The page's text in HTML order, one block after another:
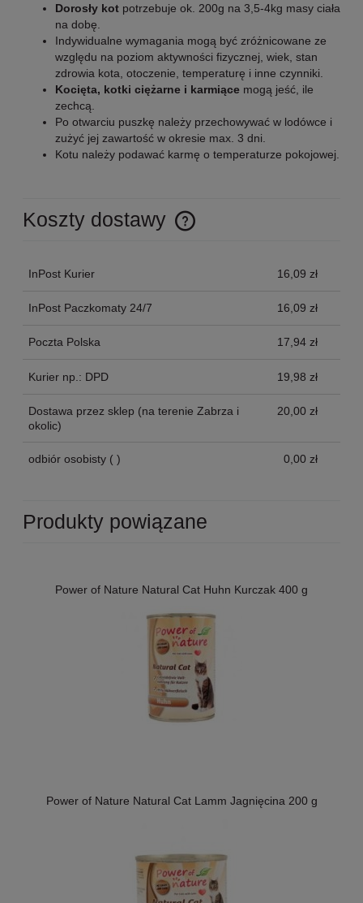
Dorosły kot potrzebuje ok. 200g na 3,5-4kg masy ciała
na dobę.
Indywidualne wymagania mogą być zróżnicowane ze
względu na poziom aktywności fizycznej, wiek, stan
zdrowia kota, otoczenie, temperaturę i inne czynniki.
Kocięta, kotki ciężarne i karmiące mogą jeść, ile
zechcą.
Po otwarciu puszkę należy przechowywać w lodówce i
zużyć jej zawartość w okresie max. 3 dni.
Kotu należy podawać karmę o temperaturze pokojowej.
Koszty dostawy
Cena nie zawiera ewentualnych kosztów płatności
InPost Kurier 16,09 zł
InPost Paczkomaty 24/7 16,09 zł
Poczta Polska 17,94 zł
Kurier np.: DPD 19,98 zł
Dostawa przez sklep (na terenie Zabrza i
okolic)
20,00 zł
odbiór osobisty ( ) 0,00 zł
Produkty powiązane
Power of Nature Natural Cat Huhn Kurczak 400 g
Power of Nature Natural Cat Lamm Jagnięcina 200 g